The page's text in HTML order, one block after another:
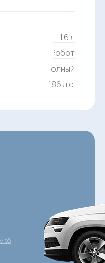
1.6 л
Робот
Полный
186 л.с.
об